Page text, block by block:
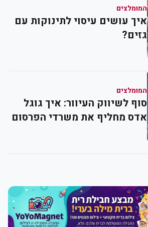
המומלצים
איך עושים עיסוי לתינוקות עם
גזים?
המומלצים
סוף לשיווק העיוור: איך גוגל
אדס מחליף את משרדי הפרסום
המסורתיים ומודד כל שקל